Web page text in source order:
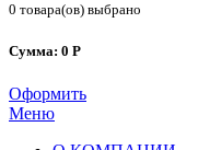
0 товара(ов) выбрано
Сумма: 0 Р
Оформить
Меню